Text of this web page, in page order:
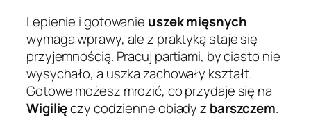
Lepienie i gotowanie uszek mięsnych
wymaga wprawy, ale z praktyką staje się
przyjemnością. Pracuj partiami, by ciasto nie
wysychało, a uszka zachowały kształt.
Gotowe możesz mrozić, co przydaje się na
Wigilięczy codzienne obiady z barszczem.